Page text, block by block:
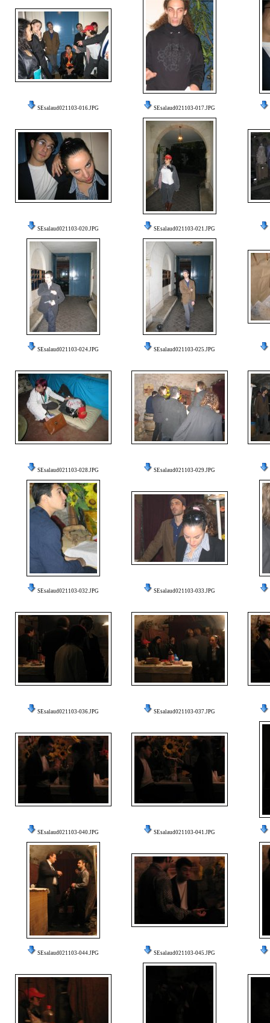
SEsalaud021103-016.JPG SEsalaud021103-017.JPG
SEsalaud021103-020.JPG SEsalaud021103-021.JPG
SEsalaud021103-024.JPG SEsalaud021103-025.JPG
SEsalaud021103-028.JPG SEsalaud021103-029.JPG
SEsalaud021103-032.JPG SEsalaud021103-033.JPG
SEsalaud021103-036.JPG SEsalaud021103-037.JPG
SEsalaud021103-040.JPG SEsalaud021103-041.JPG
SEsalaud021103-044.JPG SEsalaud021103-045.JPG